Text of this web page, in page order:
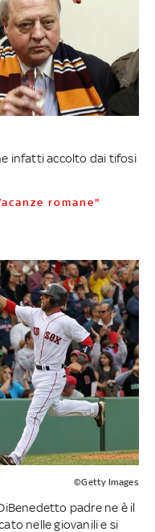
infatti accolto dai tifosi
romane"
©Getty Images
padre ne è il
nelle giovanili e si